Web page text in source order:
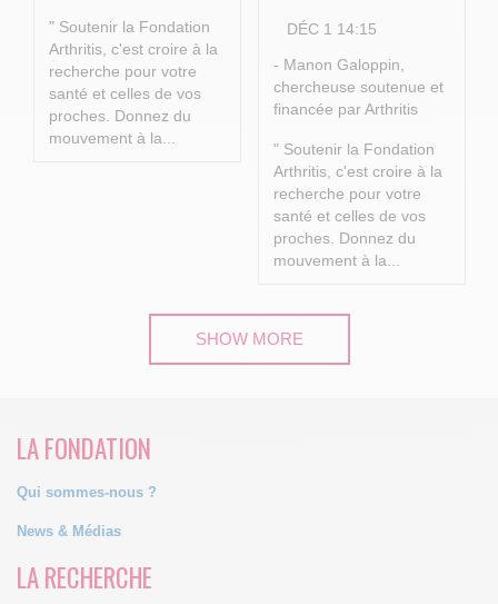
" Soutenir la Fondation
Arthritis, c'est croire à la
recherche pour votre
santé et celles de vos
proches. Donnez du
mouvement à la...
DÉC 1 14:15
- Manon Galoppin,
chercheuse soutenue et
financée par Arthritis
" Soutenir la Fondation
Arthritis, c'est croire à la
recherche pour votre
santé et celles de vos
proches. Donnez du
mouvement à la...
SHOW MORE
LA FONDATION
Qui sommes-nous ?
News & Médias
LA RECHERCHE